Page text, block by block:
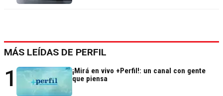
MÁS LEÍDAS DE PERFIL
1
¡Mirá en vivo +Perfil!: un canal con gente
que piensa